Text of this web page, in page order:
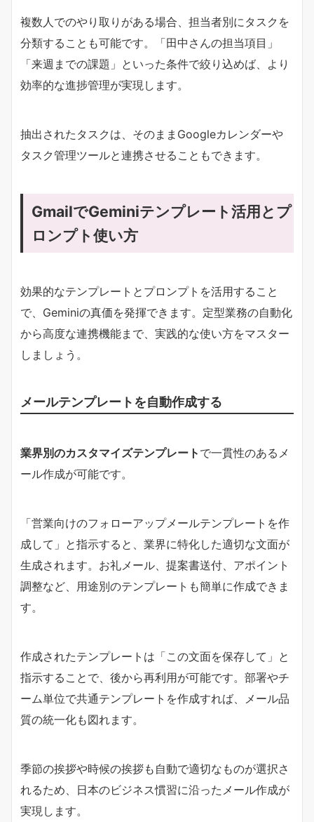
複数人でのやり取りがある場合、担当者別にタスクを
分類することも可能です。「田中さんの担当項目」
「来週までの課題」といった条件で絞り込めば、より
効率的な進捗管理が実現します。
抽出されたタスクは、そのままGoogleカレンダーや
タスク管理ツールと連携させることもできます。
GmailでGeminiテンプレート活用とプ
ロンプト使い方
効果的なテンプレートとプロンプトを活用すること
で、Geminiの真価を発揮できます。定型業務の自動化
から高度な連携機能まで、実践的な使い方をマスター
しましょう。
メールテンプレートを自動作成する
業界別のカスタマイズテンプレート で一貫性のあるメ
ール作成が可能です。
「営業向けのフォローアップメールテンプレートを作
成して」と指示すると、業界に特化した適切な文面が
生成されます。お礼メール、提案書送付、アポイント
調整など、用途別のテンプレートも簡単に作成できま
す。
作成されたテンプレートは「この文面を保存して」と
指示することで、後から再利用が可能です。部署やチ
ーム単位で共通テンプレートを作成すれば、メール品
質の統一化も図れます。
季節の挨拶や時候の挨拶も自動で適切なものが選択さ
れるため、日本のビジネス慣習に沿ったメール作成が
実現します。